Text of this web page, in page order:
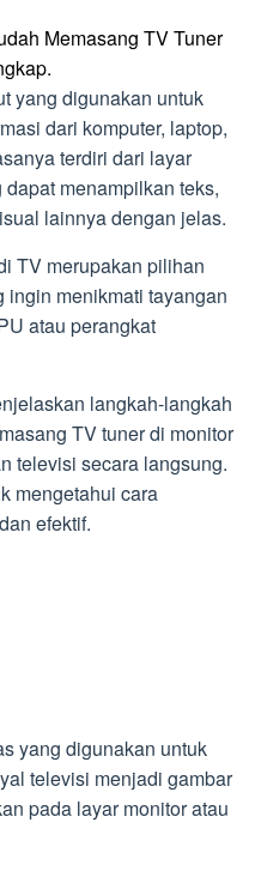
Memasang TV Tuner
yang digunakan untuk
dari komputer, laptop,
terdiri dari layar
menampilkan teks,
lainnya dengan jelas.
TV merupakan pilihan
menikmati tayangan
atau perangkat
langkah-langkah
TV tuner di monitor
televisi secara langsung.
mengetahui cara
efektif.
yang digunakan untuk
televisi menjadi gambar
pada layar monitor atau